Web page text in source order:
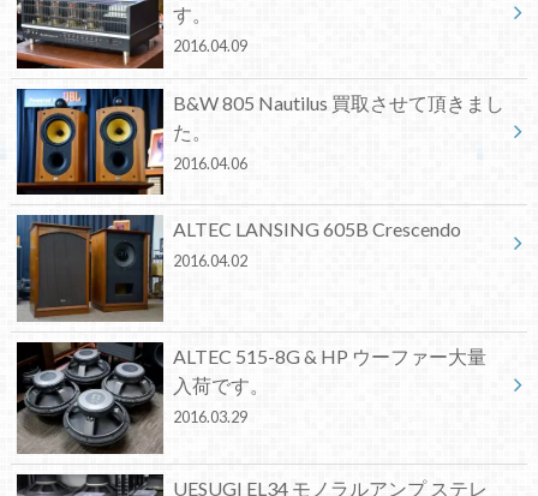
す。
2016.04.09
B&W 805 Nautilus 買取させて頂きまし
た。
2016.04.06
ALTEC LANSING 605B Crescendo
2016.04.02
ALTEC 515-8G & HP ウーファー大量
入荷です。
2016.03.29
UESUGI EL34 モノラルアンプ ステレ